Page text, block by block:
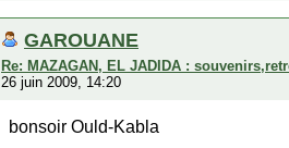
GAROUANE
Re: MAZAGAN, EL JADIDA :
26 juin 2009, 14:20
bonsoir Ould-Kabla